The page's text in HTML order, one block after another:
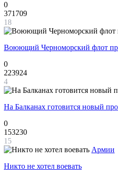
0
371709
18
Воюющий Черноморский флот
0
223924
4
На Балканах готовится новый
0
153230
15
Армии
Никто не хотел воевать